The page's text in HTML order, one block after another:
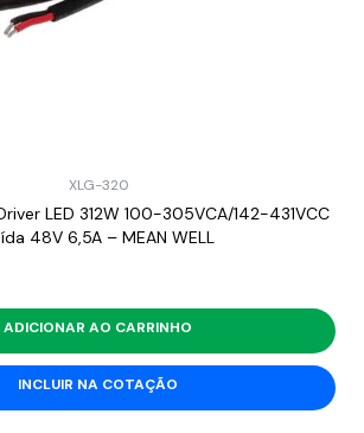
XLG-320
LED 312W 100-305VCA/142-431VCC
48V 6,5A – MEAN WELL
ADICIONAR AO CARRINHO
INCLUIR NA COTAÇÃO